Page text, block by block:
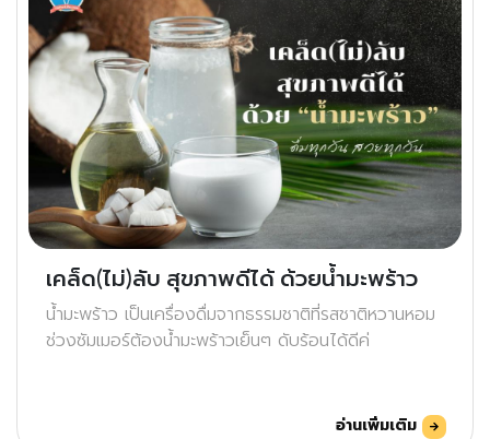
เคล็ด(ไม่)ลับ สุขภาพดีได้ ด้วยน้ำมะพร้าว
น้ำมะพร้าว เป็นเครื่องดื่มจากธรรมชาติที่รสชาติหวานหอม
ช่วงซัมเมอร์ต้องน้ำมะพร้าวเย็นๆ ดับร้อนได้ดีค่
อ่านเพิ่มเติม